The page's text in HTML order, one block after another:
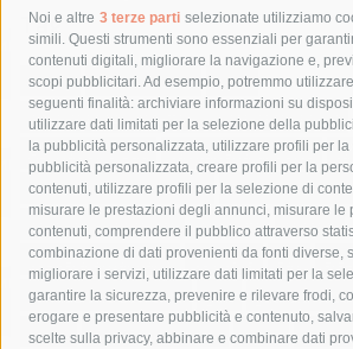
Noi e altre 3 terze parti selezionate utilizziamo
simili. Questi strumenti sono essenziali per
contenuti digitali, migliorare la navigazione e,
scopi pubblicitari. Ad esempio, potremmo
seguenti finalità: archiviare informazioni su
utilizzare dati limitati per la selezione della
la pubblicità personalizzata, utilizzare profili per
pubblicità personalizzata, creare profili per la
contenuti, utilizzare profili per la selezione di
misurare le prestazioni degli annunci, misurare le
contenuti, comprendere il pubblico attraverso
combinazione di dati provenienti da fonti diverse,
migliorare i servizi, utilizzare dati limitati per la
garantire la sicurezza, prevenire e rilevare frodi,
erogare e presentare pubblicità e contenuto,
scelte sulla privacy, abbinare e combinare dati
Tag
acqua allerta meteo
anas
area marina protetta di punta campanella
Asl Napoli 3 sud
capitaneria di porto
castellammare di stabia
circumvesuviana
comune di sorrento
concerto
contagi
costiera amalfitana
covid-19 eav
fondazione sorrento
gori guardia
lavori
lorenzo balducelli mare